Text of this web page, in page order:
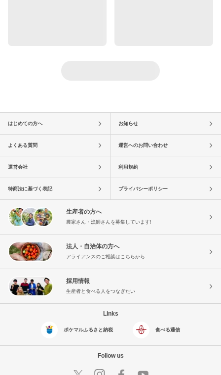
はじめての方へ お知らせ
よくある質問 運営へのお問い合わせ
運営会社 利用規約
特商法に基づく表記 プライバシーポリシー
生産者の方へ
農家さん・漁師さんを募集しています!
法人・自治体の方へ
アライアンスのご相談はこちらから
採用情報
生産者と食べる人をつなぎたい
Links
ポケマルふるさと納税 食べる通信
Follow us